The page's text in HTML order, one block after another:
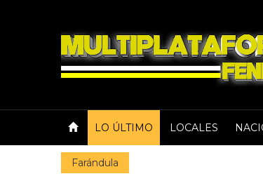
LO ÚLTIMO LOCALES
Farándula